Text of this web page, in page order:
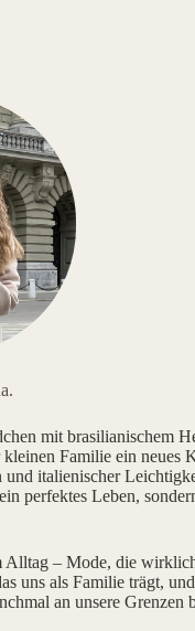
mit brasilianischem
Familie ein neues
italienischer
perfektes Leben,
Alltag – Mode, die
uns als Familie trägt,
an unsere Grenzen